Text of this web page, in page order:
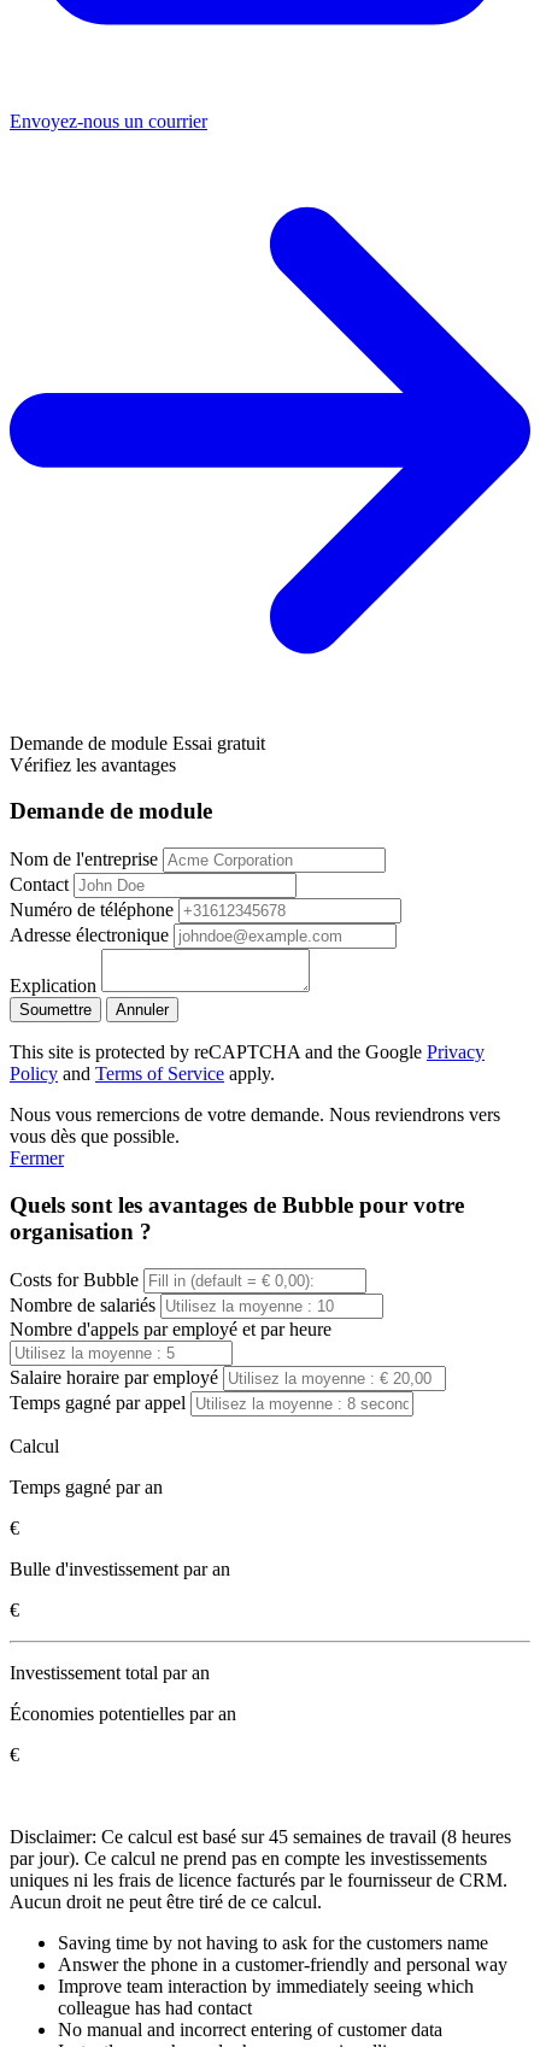
Envoyez-nous un courrier
Demande de module Essai gratuit
Vérifiez les avantages
Demande de module
Nom de l'entreprise
Contact
Numéro de téléphone
Adresse électronique
Explication
Soumettre Annuler
This site is protected by reCAPTCHA and the Google Privacy
Policy and Terms of Service apply.
Nous vous remercions de votre demande. Nous reviendrons vers
vous dès que possible.
Fermer
Quels sont les avantages de Bubble pour votre
organisation ?
Costs for Bubble
Nombre de salariés
Nombre d'appels par employé et par heure
Salaire horaire par employé
Temps gagné par appel
Calcul
Temps gagné par an
€
Bulle d'investissement par an
€
Investissement total par an
Économies potentielles par an
€
Disclaimer: Ce calcul est basé sur 45 semaines de travail (8 heures
par jour). Ce calcul ne prend pas en compte les investissements
uniques ni les frais de licence facturés par le fournisseur de CRM.
Aucun droit ne peut être tiré de ce calcul.
Saving time by not having to ask for the customers name
Answer the phone in a customer-friendly and personal way
Improve team interaction by immediately seeing which
colleague has had contact
No manual and incorrect entering of customer data